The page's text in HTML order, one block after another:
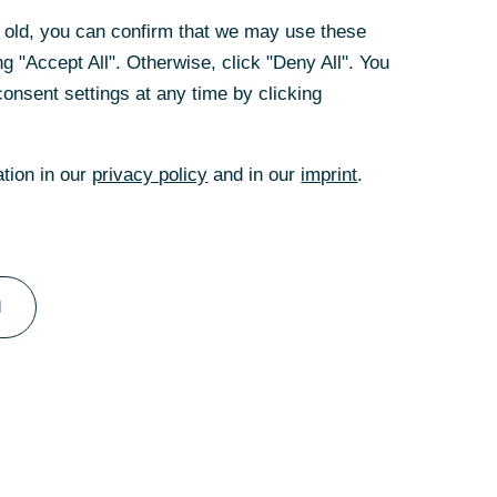
Privatbankiers die
verlagerte sich der
zu einer der
Privat-Bank aus
you can confirm that we may use these
"Accept All". Otherwise, click "Deny All". You
settings at any time by clicking
in our privacy policy and in our imprint.